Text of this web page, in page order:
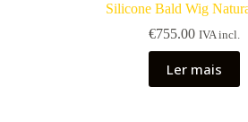
Silicone Bald Wig
€755.00 IVA incl.
Ler mais